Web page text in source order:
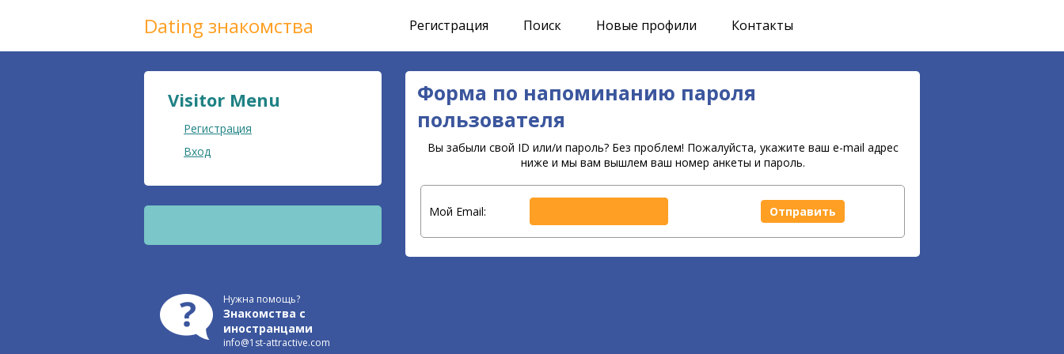
Dating знакомства Регистрация Поиск Новые профили Контакты
Форма по напоминанию пароля
пользователя
Вы забыли свой ID или/и пароль? Без проблем! Пожалуйста, укажите ваш e-mail адрес
ниже и мы вам вышлем ваш номер анкеты и пароль.
Мой Email:
Visitor Menu
Регистрация
Вход
Нужна помощь?
Знакомства с
иностранцами
info@1st-attractive.com